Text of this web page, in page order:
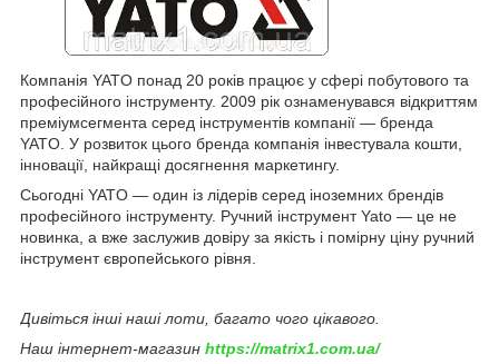
Компанія YATO понад 20 років працює у сфері побутового та
професійного інструменту. 2009 рік ознаменувався відкриттям
преміумсегмента серед інструментів компанії — бренда
YATO. У розвиток цього бренда компанія інвестувала кошти,
інновації, найкращі досягнення маркетингу.
Сьогодні YATO — один із лідерів серед іноземних брендів
професійного інструменту. Ручний інструмент Yato — це не
новинка, а вже заслужив довіру за якість і помірну ціну ручний
інструмент європейського рівня.
Дивіться інші наші лоти, багато чого цікавого.
Наш інтернет-магазин https://matrix1.com.ua/